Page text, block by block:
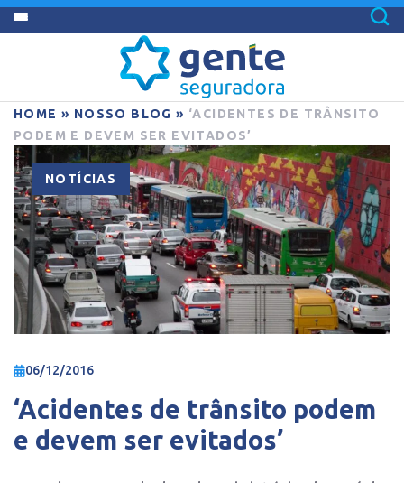
HOME » NOSSO BLOG » ‘ACIDENTES DE TRÂNSITO
PODEM E DEVEM SER EVITADOS’
NOTÍCIAS
06/12/2016
‘Acidentes de trânsito podem
e devem ser evitados’